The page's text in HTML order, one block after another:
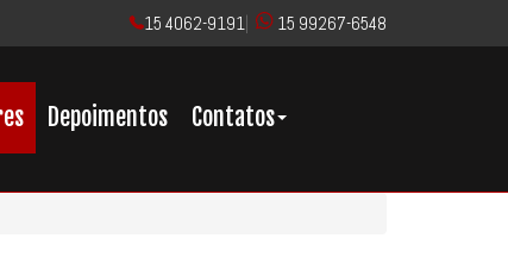
15 4062-9191 15 99267-6548
Depoimentos Contatos